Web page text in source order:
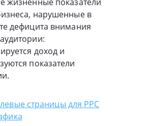
нарушенные в
дефицита внимания
доход и
показатели
страницы для PPC